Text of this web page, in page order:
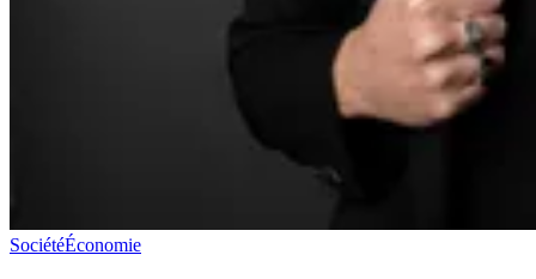
SociétéÉconomie